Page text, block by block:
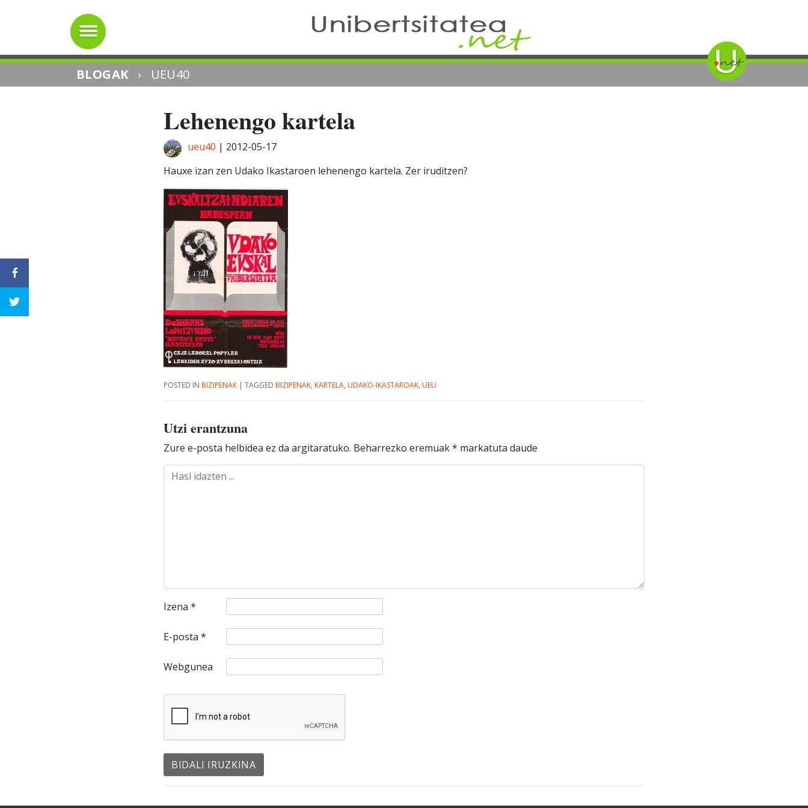
BLOGAK › UEU40
Lehenengo kartela
ueu40 | 2012-05-17
Hauxe izan zen Udako Ikastaroen lehenengo kartela. Zer iruditzen?
POSTED IN BIZIPENAK | TAGGED BIZIPENAK, KARTELA, UDAKO-IKASTAROAK, UEU
Utzi erantzuna
Zure e-posta helbidea ez da argitaratuko. Beharrezko eremuak* markatuta daude
Izena *
E-posta *
Webgunea